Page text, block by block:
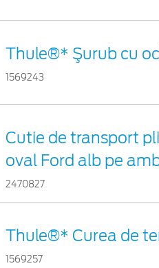
Thule®* Şurub cu
1569243
Cutie de transport
oval Ford alb pe
2470827
Thule®* Curea de
1569257